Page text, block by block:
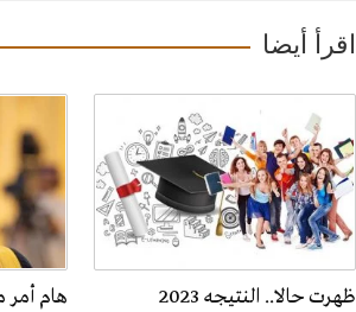
اقرأ أيضا
ظهرت حالا.. النتيجه 2023
هام أمر